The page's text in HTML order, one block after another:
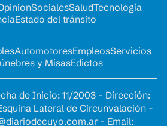
SocialesSaludTecnología
Estado del tránsito
AutomotoresEmpleosServicios
y MisasEdictos
de Inicio: 11/2003 - Dirección:
Lateral de Circunvalación -
- Email: